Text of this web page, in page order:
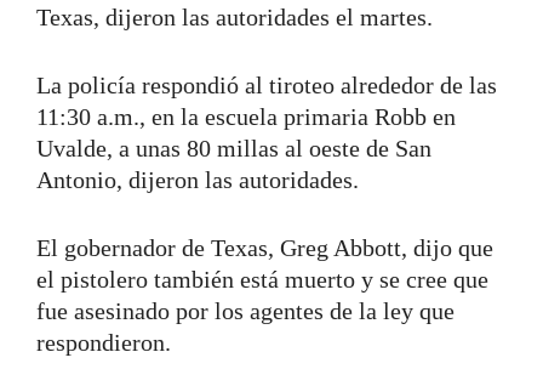
Texas, dijeron las autoridades el martes.
La policía respondió al tiroteo alrededor de las
11:30 a.m., en la escuela primaria Robb en
Uvalde, a unas 80 millas al oeste de San
Antonio, dijeron las autoridades.
El gobernador de Texas, Greg Abbott, dijo que
el pistolero también está muerto y se cree que
fue asesinado por los agentes de la ley que
respondieron.